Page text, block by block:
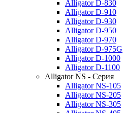
Alligator D-830
Alligator D-910
Alligator D-930
Alligator D-950
Alligator D-970
Alligator D-975G
Alligator D-1000
Alligator D-1100
Alligator NS - Серия
Alligator NS-105
Alligator NS-205
Alligator NS-305